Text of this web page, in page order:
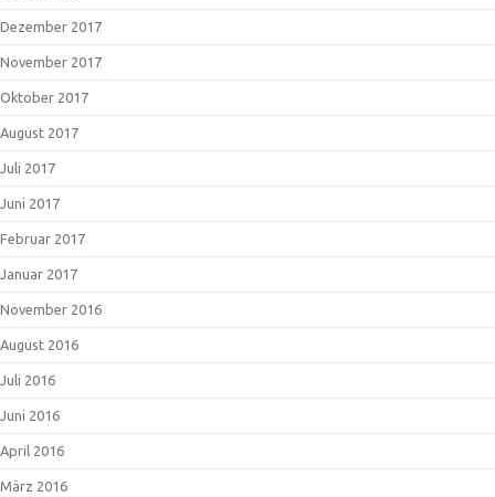
Dezember 2017
November 2017
Oktober 2017
August 2017
Juli 2017
Juni 2017
Februar 2017
Januar 2017
November 2016
August 2016
Juli 2016
Juni 2016
April 2016
März 2016